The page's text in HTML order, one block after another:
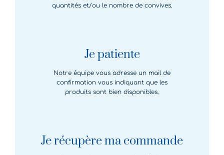
quantités et/ou le nombre de convives.
Je patiente
Notre équipe vous adresse un mail de
confirmation vous indiquant que les
produits sont bien disponibles.
Je récupère ma commande